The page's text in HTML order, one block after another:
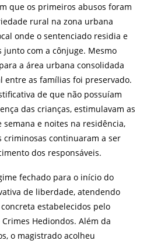
que os primeiros abusos foram
rural na zona urbana
onde o sentenciado residia e
com a cônjuge. Mesmo
a área urbana consolidada
entre as famílias foi preservado.
de que não possuíam
das crianças, estimulavam as
e noites na residência,
criminosas continuaram a ser
dos responsáveis.
fechado para o início do
de liberdade, atendendo
estabelecidos pelo
Hediondos. Além da
o magistrado acolheu